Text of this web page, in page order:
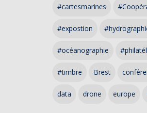
#cartesmarines
#expostion
#océanographie
#timbre Brest
data drone europe